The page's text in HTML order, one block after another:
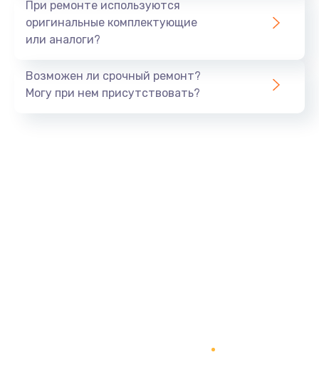
При ремонте используются
оригинальные комплектующие
или аналоги?
Возможен ли срочный ремонт?
Могу при нем присутствовать?